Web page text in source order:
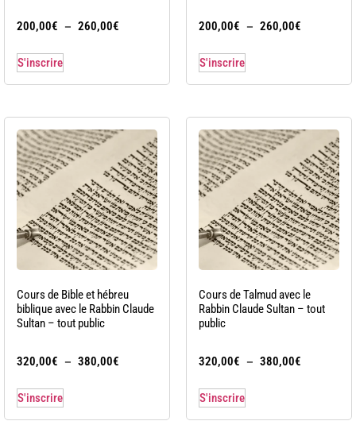
200,00€ – 260,00€
S'inscrire
200,00€ – 260,00€
S'inscrire
Cours de Bible et hébreu
biblique avec le Rabbin Claude
Sultan – tout public
320,00€ – 380,00€
S'inscrire
Cours de Talmud avec le
Rabbin Claude Sultan – tout
public
320,00€ – 380,00€
S'inscrire